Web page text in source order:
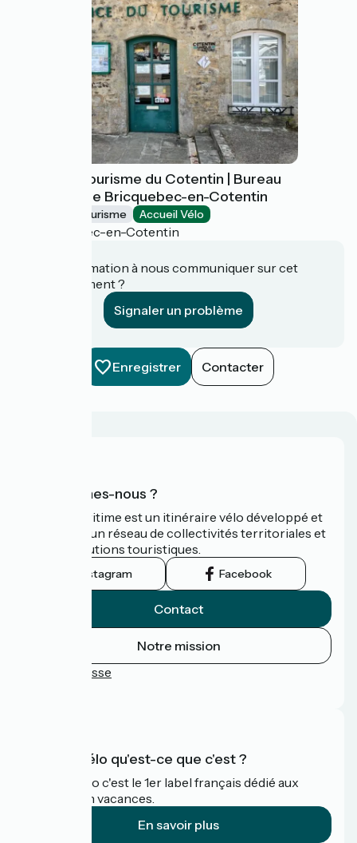
Office de Tourisme du Cotentin | Bureau
saisonnier de Bricquebec-en-Cotentin
Offices de Tourisme Accueil Vélo
Bricquebec-en-Cotentin
Une information à nous communiquer sur cet
établissement ?
Signaler un problème
Enregistrer Contacter
Qui sommes-nous ?
La Vélomaritime est un itinéraire vélo développé et
promu par un réseau de collectivités territoriales et
leurs institutions touristiques.
Instagram Facebook
Contact
Notre mission
Espace Presse
Accueil Vélo qu'est-ce que c'est ?
Accueil Vélo c'est le 1er label français dédié aux
cyclistes en vacances.
En savoir plus